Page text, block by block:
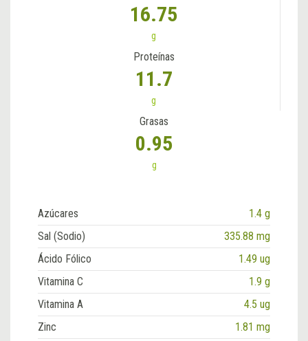
16.75
g
Proteínas
11.7
g
Grasas
0.95
g
Azúcares
1.4 g
Sal (Sodio)
335.88 mg
Ácido Fólico
1.49 ug
Vitamina C
1.9 g
Vitamina A
4.5 ug
Zinc
1.81 mg